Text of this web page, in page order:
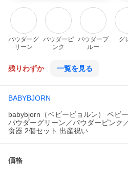
パウダーグ
リーン
パウダーピ
ンク
パウダーブ
ルー
グ
残りわずか 一覧を見る
BABYBJORN
babybjorn（ベビービョルン） ベビ
パウダーグリーン／パウダーピンク
食器 2個セット 出産祝い
価格